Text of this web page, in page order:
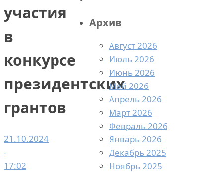
участия
в
конкурсе
президентских
грантов
21.10.2024
-
17:02
Архив
Август 2026
Июль 2026
Июнь 2026
Май 2026
Апрель 2026
Март 2026
Февраль 2026
Январь 2026
Декабрь 2025
Ноябрь 2025